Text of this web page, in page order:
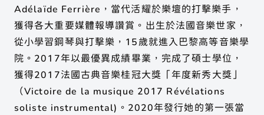
Adélaïde Ferrière，當代活耀於樂壇的打擊樂手，
獲得各大重要媒體報導讚賞。出生於法國音樂世家，
從小學習鋼琴與打擊樂，15歲就進入巴黎高等音樂學
院。2017年以最優異成績畢業，完成了碩士學位，
獲得2017法國古典音樂桂冠大獎「年度新秀大獎」
（Victoire de la musique 2017 Révélations
soliste instrumental)。2020年發行她的第一張當